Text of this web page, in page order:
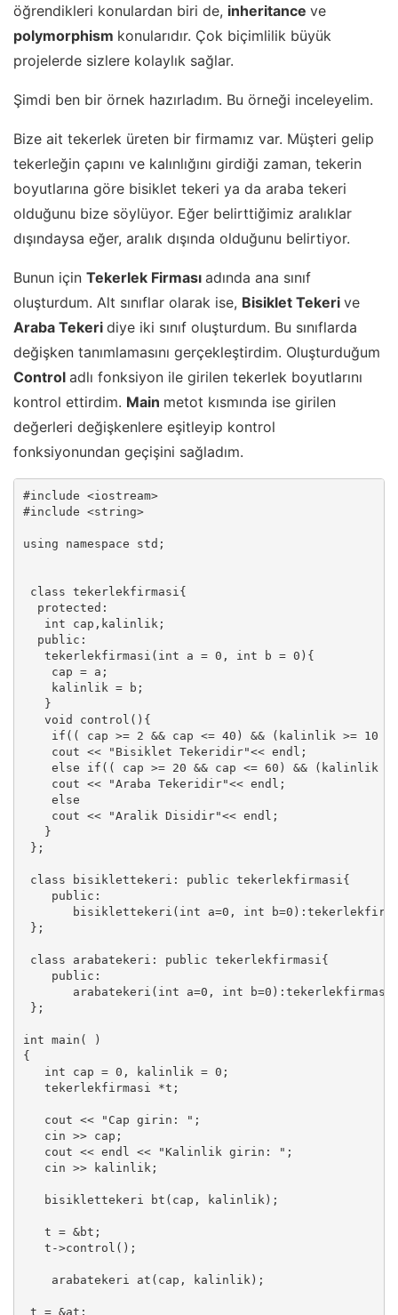
öğrendikleri konulardan biri de, inheritance ve
polymorphism konularıdır. Çok biçimlilik büyük
projelerde sizlere kolaylık sağlar.
Şimdi ben bir örnek hazırladım. Bu örneği inceleyelim.
Bize ait tekerlek üreten bir firmamız var. Müşteri gelip
tekerleğin çapını ve kalınlığını girdiği zaman, tekerin
boyutlarına göre bisiklet tekeri ya da araba tekeri
olduğunu bize söylüyor. Eğer belirttiğimiz aralıklar
dışındaysa eğer, aralık dışında olduğunu belirtiyor.
Bunun için Tekerlek Firması adında ana sınıf
oluşturdum. Alt sınıflar olarak ise, Bisiklet Tekeri ve
Araba Tekeri diye iki sınıf oluşturdum. Bu sınıflarda
değişken tanımlamasını gerçekleştirdim. Oluşturduğum
Control adlı fonksiyon ile girilen tekerlek boyutlarını
kontrol ettirdim. Main metot kısmında ise girilen
değerleri değişkenlere eşitleyip kontrol
fonksiyonundan geçişini sağladım.
#include <iostream>
#include <string>
using namespace std;
class tekerlekfirmasi{
  protected:
   int cap,kalinlik;
  public:
   tekerlekfirmasi(int a = 0, int b = 0){
    cap = a;
    kalinlik = b;
   }
   void control(){
if(( cap >= 2 && cap <= 40) && (kalinlik >= 10
    cout << "Bisiklet Tekeridir"<< endl;
else if(( cap >= 20 && cap <= 60) && (kalinlik
    cout << "Araba Tekeridir"<< endl;
    else
    cout << "Aralik Disidir"<< endl;
   }
};
class bisiklettekeri: public tekerlekfirmasi{
    public:
bisiklettekeri(int a=0, int
};
class arabatekeri: public tekerlekfirmasi{
    public:
arabatekeri(int a=0, int
};
int main( )
{
   int cap = 0, kalinlik = 0;
   tekerlekfirmasi *t;
   cout << "Cap girin: ";
   cin >> cap;
   cout << endl << "Kalinlik girin: ";
   cin >> kalinlik;
   bisiklettekeri bt(cap, kalinlik);
   t = &bt;
   t->control();
    arabatekeri at(cap, kalinlik);
t = &at;